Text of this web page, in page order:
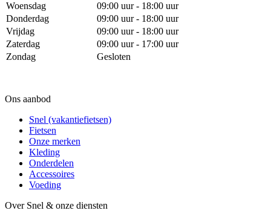
Woensdag
09:00 uur - 18:00 uur
Donderdag
09:00 uur - 18:00 uur
Vrijdag
09:00 uur - 18:00 uur
Zaterdag
09:00 uur - 17:00 uur
Zondag
Gesloten
Ons aanbod
Snel (vakantiefietsen)
Fietsen
Onze merken
Kleding
Onderdelen
Accessoires
Voeding
Over Snel & onze diensten